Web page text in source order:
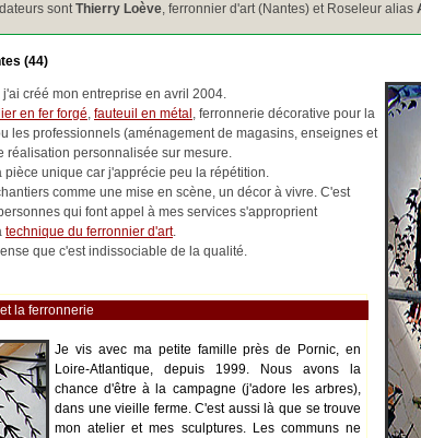
sontThierry Loève, ferronnier d'art (Nantes) et Roseleur alias
(44)
créé mon entreprise en avril 2004.
en fer forgé, fauteuil en métal , ferronnerie décorative pour la
les professionnels (aménagement de magasins, enseignes et
réalisation personnalisée sur mesure.
pièce unique car j'apprécie peu la répétition.
comme une mise en scène, un décor à vivre. C'est
qui font appel à mes services s'approprient
technique du ferronnier d'art.
que c'est indissociable de la qualité.
la ferronnerie
Je vis avec ma petite famille près de Pornic, en
Loire-Atlantique, depuis 1999. Nous avons la
chance d'être à la campagne (j'adore les arbres),
dans une vieille ferme. C'est aussi là que se trouve
mon atelier et mes sculptures. Les communs ne